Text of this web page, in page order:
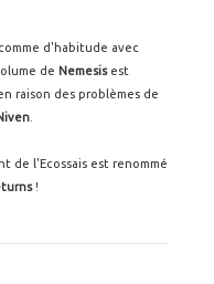
d'habitude avec
de Nemesisest
raison des problèmes de
de l'Ecossais est renommé
!